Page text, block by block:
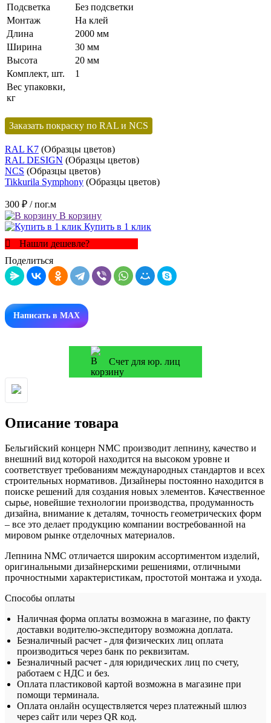
Подсветка
Без подсветки
Монтаж
На клей
Длина
2000 мм
Ширина
30 мм
Высота
20 мм
Комплект, шт.
1
Вес упаковки,
кг
Заказать покраску по RAL и NCS
RAL K7 (Образцы цветов)
RAL DESIGN (Образцы цветов)
NCS (Образцы цветов)
Tikkurila Symphony (Образцы цветов)
300 ₽ / пог.м
В корзину
Купить в 1 клик
Нашли дешевле?
Поделиться
Написать в MAX
Счет для юр. лиц
Описание товара
Бельгийский концерн NMC производит лепнину, качество и
внешний вид которой находится на высоком уровне и
соответствует требованиям международных стандартов и всех
строительных нормативов. Дизайнеры постоянно находится в
поиске решений для создания новых элементов. Качественное
сырье, новейшие технологии производства, продуманность
дизайна, внимание к деталям, точность геометрических форм
– все это делает продукцию компании востребованной на
мировом рынке отделочных материалов.
Лепнина NMC отличается широким ассортиментом изделий,
оригинальными дизайнерскими решениями, отличными
прочностными характеристикам, простотой монтажа и ухода.
Способы оплаты
Наличная форма оплаты возможна в магазине, по факту
доставки водителю-экспедитору возможна доплата.
Безналичный расчет - для физических лиц оплата
производиться через банк по реквизитам.
Безналичный расчет - для юридических лиц по счету,
работаем с НДС и без.
Оплата пластиковой картой возможна в магазине при
помощи терминала.
Оплата онлайн осуществляется через платежный шлюз
через сайт или через QR код.